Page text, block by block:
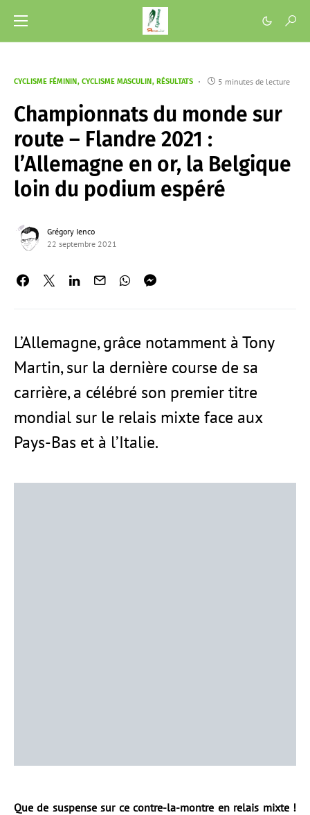
CYCLISME FÉMININ CYCLISME MASCULIN RÉSULTATS 5 minutes de lecture
Championnats du monde sur
route – Flandre 2021 :
l’Allemagne en or, la Belgique
loin du podium espéré
Grégory Ienco
22 septembre 2021
L’Allemagne, grâce notamment à Tony
Martin, sur la dernière course de sa
carrière, a célébré son premier titre
mondial sur le relais mixte face aux
Pays-Bas et à l’Italie.
Que de suspense sur ce contre-la-montre en relais mixte !